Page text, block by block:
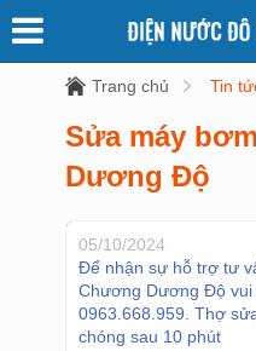
Trang chủ Tin
Sửa máy
Dương Độ
05/10/2024
Để nhận sự hỗ trợ tư
Chương Dương Độ vui
0963.668.959. Thợ
chóng sau 10 phút